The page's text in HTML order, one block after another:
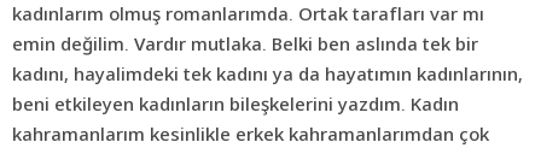
kadınlarım olmuş romanlarımda. Ortak tarafları var mı
emin değilim. Vardır mutlaka. Belki ben aslında tek bir
kadını, hayalimdeki tek kadını ya da hayatımın kadınlarının,
beni etkileyen kadınların bileşkelerini yazdım. Kadın
kahramanlarım kesinlikle erkek kahramanlarımdan çok